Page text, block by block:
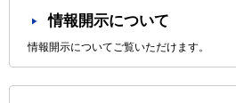
情報開示について
情報開示についてご覧いただけます。